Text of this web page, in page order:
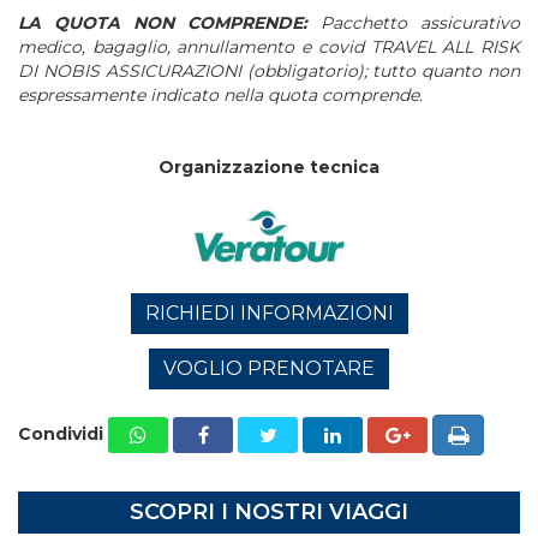
LA QUOTA NON COMPRENDE: Pacchetto assicurativo
medico, bagaglio, annullamento e covid TRAVEL ALL RISK
DI NOBIS ASSICURAZIONI (obbligatorio); tutto quanto non
espressamente indicato nella quota comprende.
Organizzazione tecnica
RICHIEDI INFORMAZIONI
VOGLIO PRENOTARE
Condividi
SCOPRI I NOSTRI VIAGGI